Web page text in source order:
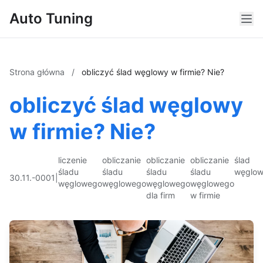
Auto Tuning
Strona główna / obliczyć ślad węglowy w firmie? Nie?
obliczyć ślad węglowy
w firmie? Nie?
30.11.-0001
liczenie
śladu
węglowego
obliczanie
śladu
węglowego
obliczanie
śladu
węglowego
dla firm
obliczanie
śladu
węglowego
w firmie
ślad